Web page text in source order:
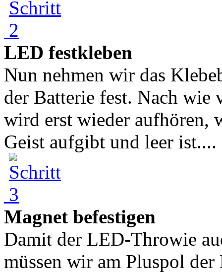
LED festkleben
Nun nehmen wir das
der Batterie fest. Nach
wird erst wieder aufhören,
Geist aufgibt und leer ist....
Magnet befestigen
Damit der LED-Throwie
müssen wir am Pluspol